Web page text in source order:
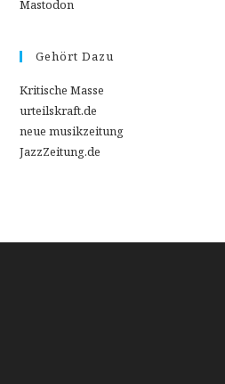
Mastodon
Gehört Dazu
Kritische Masse
urteilskraft.de
neue musikzeitung
JazzZeitung.de